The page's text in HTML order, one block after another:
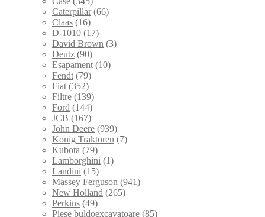
Caterpillar (66)
Claas (16)
D-1010 (17)
David Brown (3)
Deutz (90)
Esapament (10)
Fendt (79)
Fiat (352)
Filtre (139)
Ford (144)
JCB (167)
John Deere (939)
Konig Traktoren (7)
Kubota (79)
Lamborghini (1)
Landini (15)
Massey Ferguson (941)
New Holland (265)
Perkins (49)
Piese buldoexcavatoare (85)